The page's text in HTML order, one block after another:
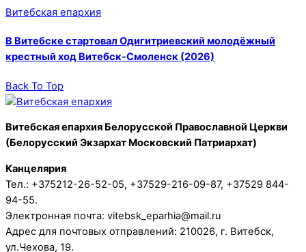
Витебская епархия
В Витебске стартовал Одигитриевский молодёжный
крестный ход Витебск-Смоленск (2026)
Back To Top
Витебская епархия Белорусской Православной Церкви
(Белорусский Экзархат Московский Патриархат)
Канцелярия
Тел.: +375212-26-52-05, +37529-216-09-87, +37529 844-
94-55.
Электронная почта: vitebsk_eparhia@mail.ru
Адрес для почтовых отправлений: 210026, г. Витебск,
ул.Чехова, 19.